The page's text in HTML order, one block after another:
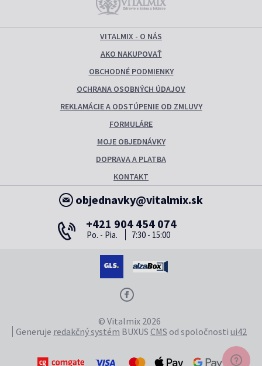
VITALMIX - O NÁS
AKO NAKUPOVAŤ
OBCHODNÉ PODMIENKY
OCHRANA OSOBNÝCH ÚDAJOV
REKLAMÁCIE A ODSTÚPENIE OD ZMLUVY
FORMULÁRE
MOJE OBJEDNÁVKY
DOPRAVA A PLATBA
KONTAKT
objednavky@vitalmix.sk
+421 904 454 074
Po. - Pia. 7:30 - 15:00
© Vitalmix 2026
Generuje redakčný systém BUXUS CMS od spoločnosti ui42